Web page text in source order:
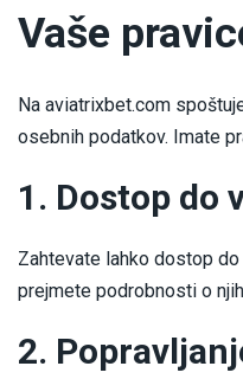
Vaše
Na aviatrixbet.com
osebnih podatkov. Imate
1. Dostop do
Zahtevate lahko dostop
prejmete podrobnosti o
2.